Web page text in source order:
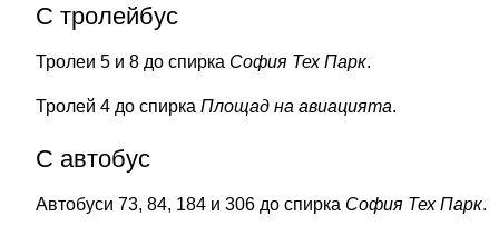
С тролейбус
Тролеи 5 и 8 до спирка София Тех Парк.
Тролей 4 до спирка Площад на авиацията.
С автобус
Автобуси 73, 84, 184 и 306 до спирка София Тех Парк.